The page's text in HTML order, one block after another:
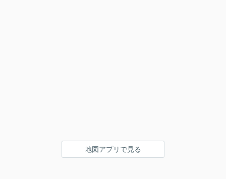
地図アプリで見る